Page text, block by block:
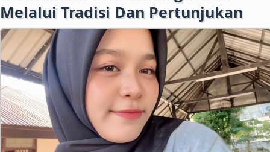
Melalui Tradisi Dan Pertunjukan